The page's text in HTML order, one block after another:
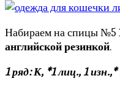
Набираем на спицы №5
английской резинкой.
1 ряд: К, *1 лиц., 1